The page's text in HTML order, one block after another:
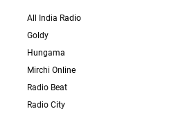
All India Radio
Goldy
Hungama
Mirchi Online
Radio Beat
Radio City